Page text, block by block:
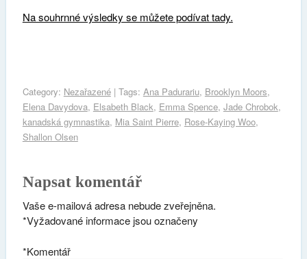
Na souhrnné výsledky se můžete podívat tady.
Category: Nezařazené| Tags: Ana Padurariu, Brooklyn Moors,
Elena Davydova, Elsabeth Black, Emma Spence, Jade Chrobok,
kanadská gymnastika, Mia Saint Pierre, Rose-Kaying Woo,
Shallon Olsen
Napsat komentář
Vaše e-mailová adresa nebude zveřejněna.
Vyžadované informace jsou označeny
*
Komentář
*